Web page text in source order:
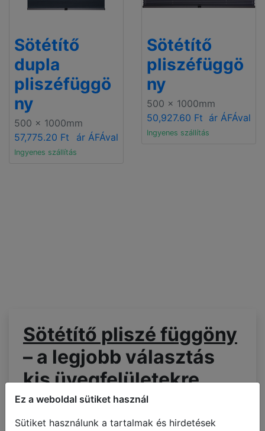
Ez a weboldal sütiket használ
Sütiket használunk a tartalmak és hirdetések
Sötétítő
dupla
pliszéfüggö
ny
500 x 1000mm
57,775.20 Ft
ár ÁFÁval
Ingyenes szállítás
Sötétítő
pliszéfüggö
ny
500 x 1000mm
50,927.60 Ft ár ÁFÁval
Ingyenes szállítás
Sötétítő pliszé függöny
– a legjobb választás
kis üvegfelületekre
Apliszé árnyékolóaz egyik legnépszerűbb és
legtöbbek által választott ablakárnyékoló – és